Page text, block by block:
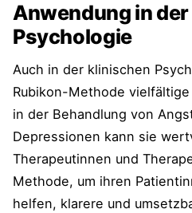
Anwendung in
Psychologie
Auch in der klinischen
Rubikon-Methode
in der Behandlung von
Depressionen kann sie
Therapeutinnen und
Methode, um ihren
helfen, klarere und